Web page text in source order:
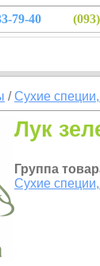
79-40 (093)
/Сухие
Лук
Группа
Сухие